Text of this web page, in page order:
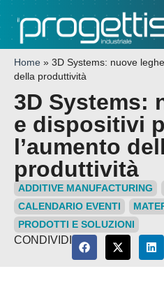
Home » 3D Systems: nuove
della produttività
3D Systems:
e dispositivi
l’aumento
produttività
ADDITIVE MANUFACTURING
CALENDARIO EVENTI
PRODOTTI E SOLUZIONI
CONDIVIDI